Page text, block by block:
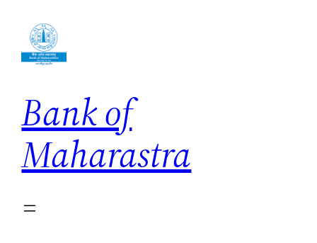
content
Bank of
Maharastra